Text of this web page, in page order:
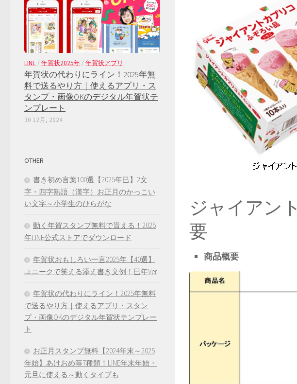
ジャイアン
要
商品概要
LINE / 年賀状2025年 / 年賀状アプリ
年賀状の代わりにライン！2025年無
料で送るやり方｜使えるアプリ・ス
タンプ・画像OKのデジタル年賀状テ
ンプレート
30 12月, 2024
OTHER
書き初め言葉100選【2025年巳】2文
字・四字熟語（漢字）お正月のかっこい
い文字～小学生のひらがな
動く年賀スタンプ無料で貰える！2025
年LINE公式ストアでダウンロード
年賀状おもしろい一言2025年【40選】
ユニークで笑える添え書き文例！巳年Ver
年賀状の代わりにライン！2025年無料
で送るやり方｜使えるアプリ・スタン
プ・画像OKのデジタル年賀状テンプレー
ト
お正月スタンプ無料【2024年末～2025
年始】あけおめ等7種類！LINE年末年始・
元旦に使える～動くタイプも